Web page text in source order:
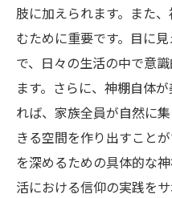
肢に加えられます。また
むために重要です。目に
で、日々の生活の中で意
ます。さらに、神棚自体
れば、家族全員が自然に
きる空間を作り出すこと
を深めるための具体的な
活における信仰の実践をサ